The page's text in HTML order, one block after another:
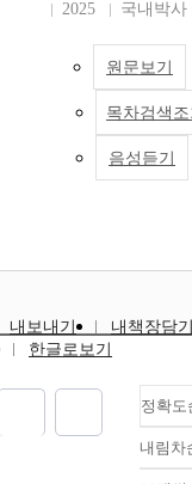
their communities to
ownership of learning
technologies through
participatory design
involvement in the
implementation
Subsequent studies
long-term impacts of
constraints of both the
researchers and
The final study - a
analysis of two long-
projects - extends this
power dynamics and
2025
국내박사
원문보기
목차검색
음성듣기
내보내기
내책장담
한글로보기
정확도
내림차